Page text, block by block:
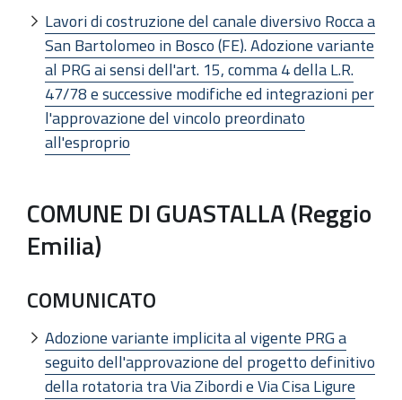
Lavori di costruzione del canale diversivo Rocca a
San Bartolomeo in Bosco (FE). Adozione variante
al PRG ai sensi dell'art. 15, comma 4 della L.R.
47/78 e successive modifiche ed integrazioni per
l'approvazione del vincolo preordinato
all'esproprio
COMUNE DI GUASTALLA (Reggio
Emilia)
COMUNICATO
Adozione variante implicita al vigente PRG a
seguito dell'approvazione del progetto definitivo
della rotatoria tra Via Zibordi e Via Cisa Ligure